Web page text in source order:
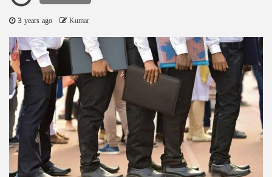
3 years ago Kumar